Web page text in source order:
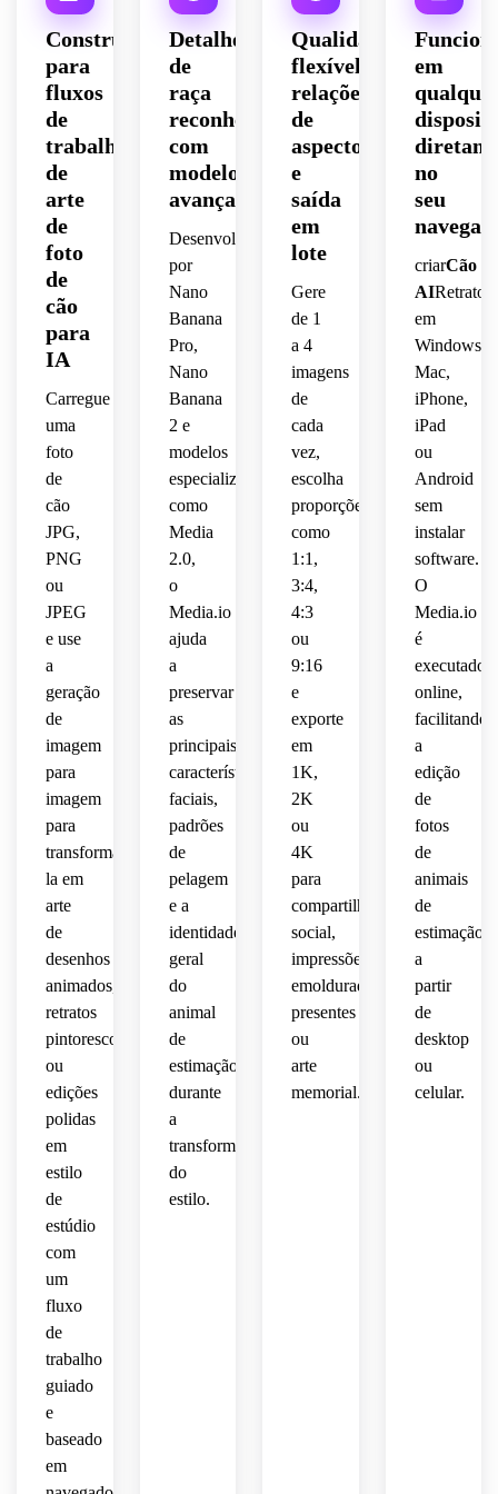
e
fofos,
iluminação
cinematográfica
cores
vibrantes,
mas
equilibradas,
um
fundo
limpo
suavemente
borrado,
brincalhona,
renderização
de
polidos
e
altos
detalhes.
detalhados,
iluminação
dramática
profundos
esmeralda,
pinceladas
pintorescas,
majestosa
semelhança
sutis,
papel
detalhes
de
respingos
composição
calmo,
rosto
reconhecível
para
arte
profundidade
de
campo
rasa,
fundo
refinada,
fotografia
profissional
claras
realista,
pose
confiante,
fundo
limpo,
iluminação
brilhante,
cores
vívidas,
rosto
expressivo
e
do
cão
Construído
para
fluxos
de
trabalho
de
arte
de
foto
de
cão
para
IA
Carregue
uma
foto
de
cão
JPG,
PNG
ou
JPEG
e use
a
geração
de
imagem
para
imagem
para
transformá-
la em
arte
de
desenhos
animados,
retratos
pintorescos
ou
edições
polidas
em
estilo
de
estúdio
com
um
fluxo
de
trabalho
guiado
e
baseado
em
Detalhe
de
raça
reconhecível
com
modelos
avançados
Desenvolvido
por
Nano
Banana
Pro,
Nano
Banana
2 e
modelos
especializados
como
Media
2.0,
o
Media.io
ajuda
a
preservar
as
principais
características
faciais,
padrões
de
pelagem
e a
identidade
geral
do
animal
de
estimação
durante
a
transformação
do
estilo.
Qualidade
flexível,
relações
de
aspecto
e
saída
em
lote
Gere
de 1
a 4
imagens
de
cada
vez,
escolha
proporções
como
1:1,
3:4,
4:3
ou
9:16
e
exporte
em
1K,
2K
ou
4K
para
compartilhamento
social,
impressões
emolduradas,
presentes
ou
arte
memorial.
em
no
seu
criarCão
AIRetratos
em
Windows,
Mac,
iPhone,
iPad
ou
Android
sem
instalar
software.
O
Media.io
é
executado
online,
facilitando
a
edição
de
fotos
de
animais
de
estimação
a
partir
de
desktop
ou
celular.